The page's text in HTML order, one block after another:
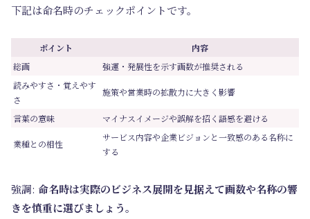
下記は命名時のチェックポイントです。
ポイント
内容
総画
強運・発展性を示す画数が推奨される
読みやすさ・覚えやす
さ
施策や営業時の拡散力に大きく影響
言葉の意味 マイナスイメージや誤解を招く語感を避ける
業種との相性
サービス内容や企業ビジョンと一致感のある名称に
する
強調: 命名時は実際のビジネス展開を見据えて画数や名称の響
きを慎重に選びましょう。